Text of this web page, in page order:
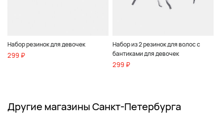
Набор резинок для девочек
299 ₽
Набор из 2 резинок для волос с
бантиками для девочек
299 ₽
Другие магазины Санкт-Петербурга